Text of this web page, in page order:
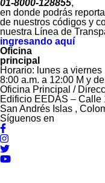
01-8000-128855,
en donde podrás
de nuestros códigos y
nuestra Línea de
ingresando aquí
Oficina
principal
Horario: lunes a viernes
8:00 a.m. a 12:00 M y
Oficina Principal /
Edificio EEDAS – Calle
San Andrés Islas ,
Síguenos en